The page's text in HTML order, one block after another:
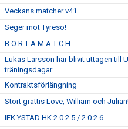
Veckans matcher v41
Seger mot Tyresö!
B O R T A M A T C H
Lukas Larsson har blivit uttagen till
träningsdagar
Kontraktsförlängning
Stort grattis Love, William och
IFK YSTAD HK 2 0 2 5 / 2 0 2 6